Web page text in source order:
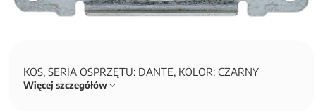
KOS, SERIA OSPRZĘTU: DANTE, KOLOR: CZARNY
Więcej szczegółów